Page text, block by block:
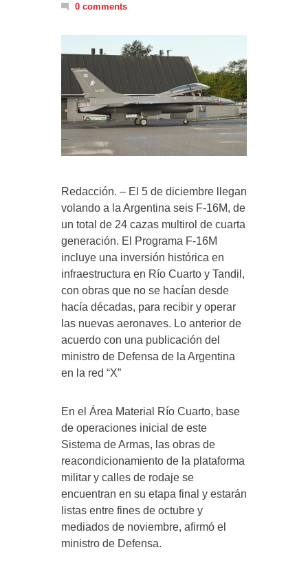
0 comments
Redacción. – El 5 de diciembre llegan
volando a la Argentina seis F-16M, de
un total de 24 cazas multirol de cuarta
generación. El Programa F-16M
incluye una inversión histórica en
infraestructura en Río Cuarto y Tandil,
con obras que no se hacían desde
hacía décadas, para recibir y operar
las nuevas aeronaves. Lo anterior de
acuerdo con una publicación del
ministro de Defensa de la Argentina
en la red “X”
En el Área Material Río Cuarto, base
de operaciones inicial de este
Sistema de Armas, las obras de
reacondicionamiento de la plataforma
militar y calles de rodaje se
encuentran en su etapa final y estarán
listas entre fines de octubre y
mediados de noviembre, afirmó el
ministro de Defensa.